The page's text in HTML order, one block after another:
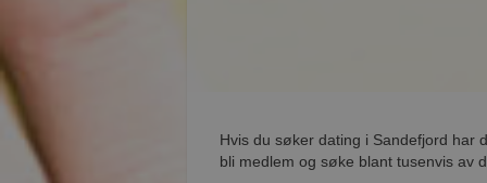
Hvis du søker dating i Sandefjord har
bli medlem og søke blant tusenvis av